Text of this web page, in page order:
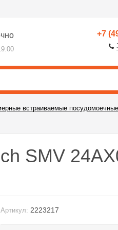
+7
встраиваемые
SMV
Артикул: 2223217